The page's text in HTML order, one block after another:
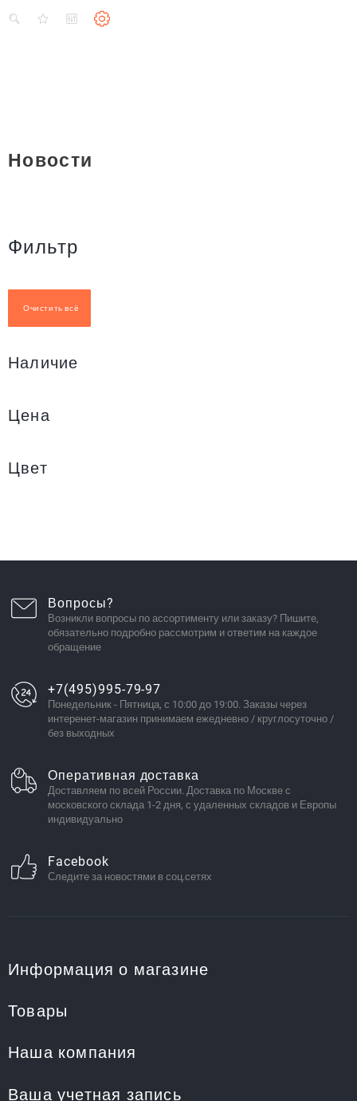
Новости
Фильтр
Очистить всё
Наличие
Цена
Цвет
Вопросы?
Возникли вопросы по ассортименту или заказу? Пишите,
обязательно подробно рассмотрим и ответим на каждое
обращение
+7(495)995-79-97
Понедельник - Пятница, с 10:00 до 19:00. Заказы через
интеренет-магазин принимаем ежедневно / круглосуточно /
без выходных
Оперативная доставка
Доставляем по всей России. Доставка по Москве с
московского склада 1-2 дня, с удаленных складов и Европы
индивидуально
Facebook
Следите за новостями в соц.сетях
Информация о магазине
Товары
Наша компания
Ваша учетная запись